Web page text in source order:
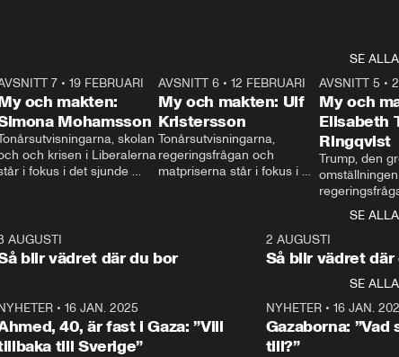
SE ALLA
24:30
7• 19 FEBRUARI
och makten:
Mohamsson
skolan
och krisen i Liberalerna
i fokus i det sjunde
My
ställer
utbildnings- och
till svars.
27:30
AVSNITT 6 •12 FEBRUARI
My och makten: Ulf
Kristersson
Tonårsutvisningarna,
regeringsfrågan och
matpriserna står i fokus i
Rohwedder ställer
statsminister Ulf Kristersson
AVSNITT 5 •
My och
Elisabeth
Ringqvist
Trump, den
centrum i
avsnittet av
Makten”. Se
Aftonbladets
Rohwedder
Thand Ring
SE ALLA
AUGUSTI
blir vädret där du bor
2 AUGUSTI
Så blir vädret där
SE ALLA
• 16 JAN. 2025
40, är fast i Gaza: ”Vill
till Sverige”
NYHETER• 16 JAN.
Gazaborna:
till?”